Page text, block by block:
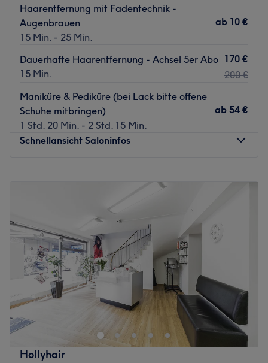
Haarentfernung mit Fadentechnik -
Augenbrauen
15 Min. - 25 Min.
ab 10 €
Dauerhafte Haarentfernung - Achsel 5er Abo
15 Min.
170 €
200 €
Maniküre & Pediküre (bei Lack bitte offene
Schuhe mitbringen)
1 Std. 20 Min. - 2 Std. 15 Min.
ab 54 €
Schnellansicht Saloninfos
Freitag
09:00
19:00
Samstag
08:30
Sonntag
Geschlossen
Eine gute Behandlung ist das A&O eines gepflegten
Erscheinungsbildes. Diese bekommt man im Charisma
Beauty Salon direkt in Hamburg-Hausbruch. Hier kommt
man auf den Genuss erstklassiger
Gesichtsbehandlungen, gepflegter Nägel und vielem
mehr. Überzeuge dich am besten selbst und buche deinen
Hollyhair